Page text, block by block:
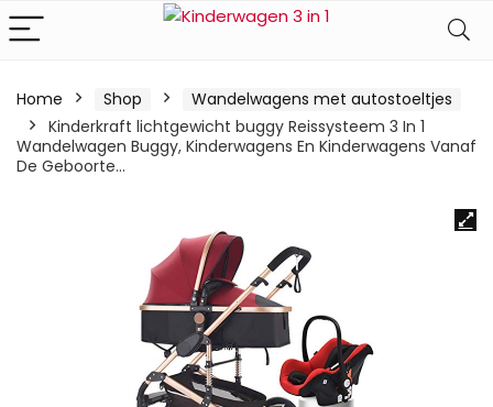
Home Shop
Wandelwagens met autostoeltjes
Kinderkraft lichtgewicht buggy Reissysteem 3 In 1
Wandelwagen Buggy, Kinderwagens En Kinderwagens Vanaf
De Geboorte…